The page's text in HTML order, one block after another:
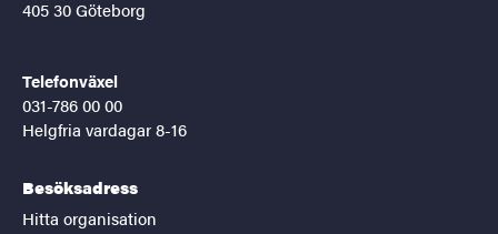
405 30 Göteborg
Telefonväxel
031-786 00 00
Helgfria vardagar 8-16
Besöksadress
Hitta organisation